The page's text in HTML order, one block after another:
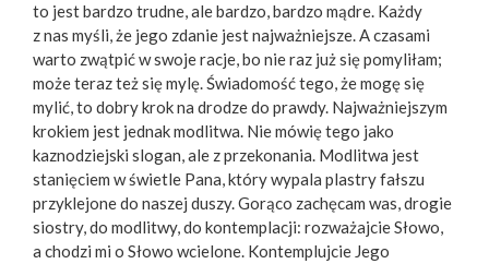
to jest bardzo trudne, ale bardzo, bardzo mądre. Każdy
z nas myśli, że jego zdanie jest najważniejsze. A czasami
warto zwątpić w swoje racje, bo nie raz już się pomyliłam;
może teraz też się mylę. Świadomość tego, że mogę się
mylić, to dobry krok na drodze do prawdy. Najważniejszym
krokiem jest jednak modlitwa. Nie mówię tego jako
kaznodziejski slogan, ale z przekonania. Modlitwa jest
stanięciem w świetle Pana, który wypala plastry fałszu
przyklejone do naszej duszy. Gorąco zachęcam was, drogie
siostry, do modlitwy, do kontemplacji: rozważajcie Słowo,
a chodzi mi o Słowo wcielone. Kontemplujcie Jego